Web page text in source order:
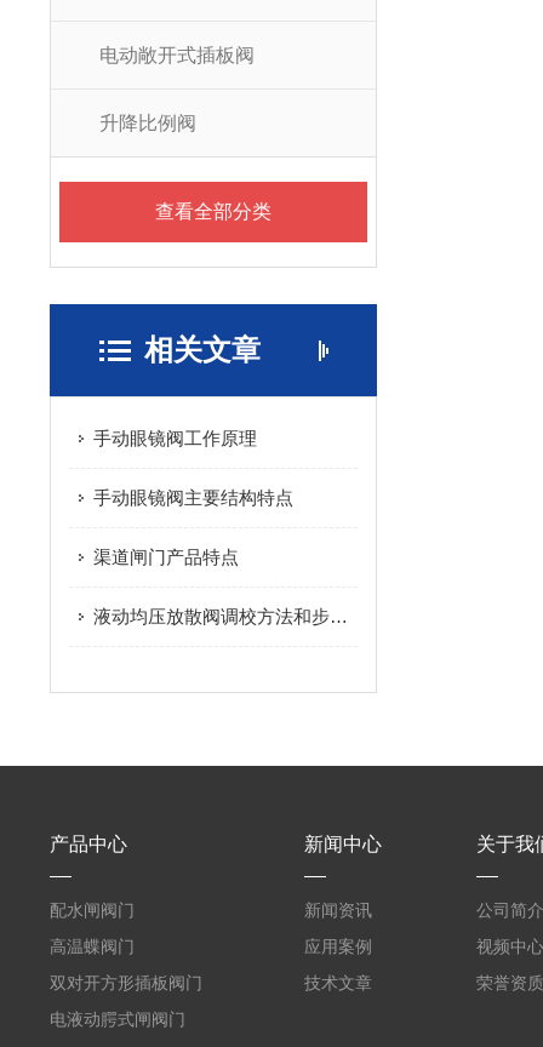
电动敞开式插板阀
升降比例阀
查看全部分类
相关文章
手动眼镜阀工作原理
手动眼镜阀主要结构特点
渠道闸门产品特点
液动均压放散阀调校方法和步骤来了解下
产品中心
配水闸阀门
高温蝶阀门
双对开方形插板阀门
电液动腭式闸阀门
新闻中心
新闻资讯
应用案例
技术文章
关于我
公司简介
视频中心
荣誉资质